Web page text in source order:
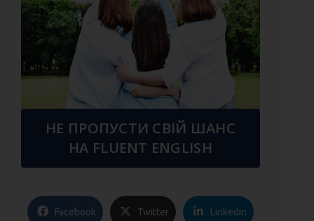
НЕ ПРОПУСТИ СВІЙ ШАНС
НА FLUENT ENGLISH
Facebook Twitter Linkedin